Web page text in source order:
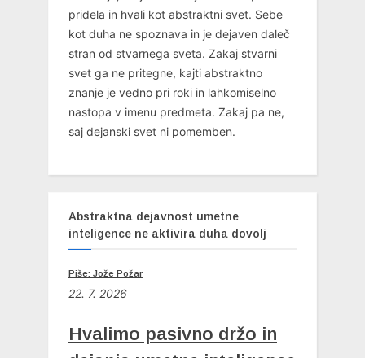
pridela in hvali kot abstraktni svet. Sebe
kot duha ne spoznava in je dejaven daleč
stran od stvarnega sveta. Zakaj stvarni
svet ga ne pritegne, kajti abstraktno
znanje je vedno pri roki in lahkomiselno
nastopa v imenu predmeta. Zakaj pa ne,
saj dejanski svet ni pomemben.
Abstraktna dejavnost umetne
inteligence ne aktivira duha dovolj
Piše: Jože Požar
22. 7. 2026
Hvalimo pasivno držo in